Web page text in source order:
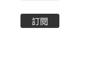
訂閱